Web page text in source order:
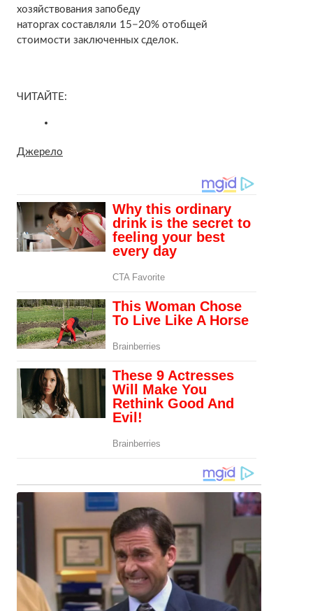
хозяйствования запобеду
наторгах составляли 15−20% отобщей
стоимости заключенных сделок.
ЧИТАЙТЕ:
Джерело